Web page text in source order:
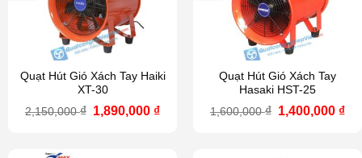
Quạt Hút Gió Xách Tay Haiki
XT-30
2,150,000₫ Giá
1,890,000 ₫Giá
Quạt Hút Gió Xách Tay
Hasaki HST-25
1,600,000₫ Giá
1,400,000 ₫